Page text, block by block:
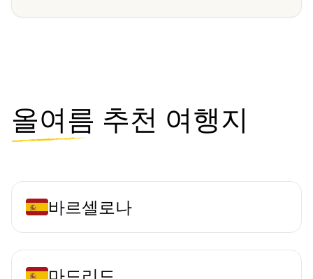
올여름 추천 여행지
바르셀로나